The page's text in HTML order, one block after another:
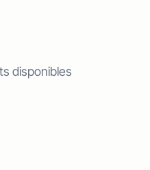
disponibles